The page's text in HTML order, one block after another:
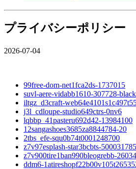
プライバシーポリシー
2026-07-04
99free-dom-net1fca2ds-1737015
suvl-aere-vidabb1610-307728-
iltgz_d3craft-
j3l_cdloupe-studio649ctrs-0nv6
lqbbp_41pasteru692d42-13984100
12sangashoes3685za8844784-20
2tbs_efe-squ0b74t0001248700
z7v97esplash-star3bcbts-500031785
z7v900tire1ban990bleogrebb-26034
ddm6-